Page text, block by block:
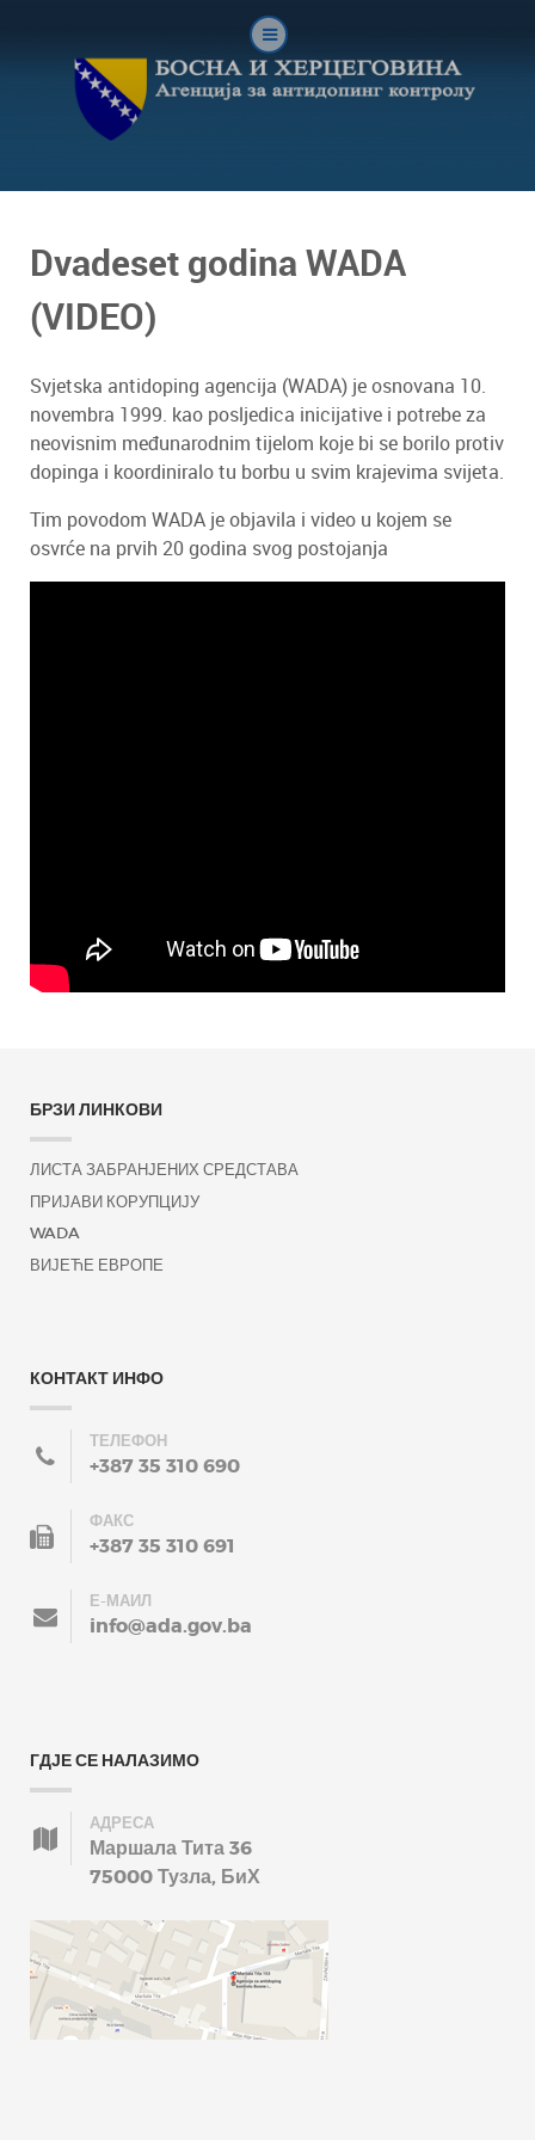
Dvadeset godina WADA
(VIDEO)
Svjetska antidoping agencija (WADA) je osnovana 10.
novembra 1999. kao posljedica inicijative i potrebe za
neovisnim međunarodnim tijelom koje bi se borilo protiv
dopinga i koordiniralo tu borbu u svim krajevima svijeta.
Tim povodom WADA je objavila i video u kojem se
osvrće na prvih 20 godina svog postojanja
БРЗИ ЛИНКОВИ
ЛИСТА ЗАБРАНЈЕНИХ СРЕДСТАВА
ПРИЈАВИ КОРУПЦИЈУ
WADA
ВИЈЕЋЕ ЕВРОПЕ
КОНТАКТ ИНФО
ТЕЛЕФОН
+387 35 310 690
ФАКС
+387 35 310 691
Е-МАИЛ
info@ada.gov.ba
ГДЈЕ СЕ НАЛАЗИМО
АДРЕСА
Маршала Тита 36
75000 Тузла, БиХ